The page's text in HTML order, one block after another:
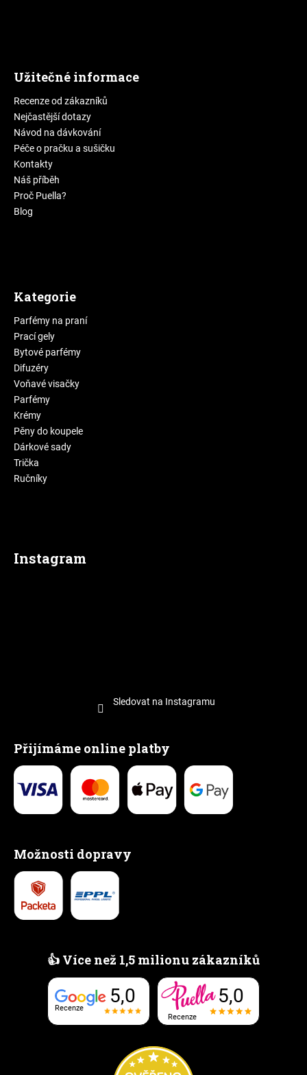
Užitečné informace
Recenze od zákazníků
Nejčastější dotazy
Návod na dávkování
Péče o pračku a sušičku
Kontakty
Náš příběh
Proč Puella?
Blog
Kategorie
Parfémy na praní
Prací gely
Bytové parfémy
Difuzéry
Voňavé visačky
Parfémy
Krémy
Pěny do koupele
Dárkové sady
Trička
Ručníky
Instagram
Sledovat na Instagramu
Přijímáme online platby
Možnosti dopravy
👍 Více než 1,5 milionu zákazníků
Recenze
5,0
Recenze
5,0